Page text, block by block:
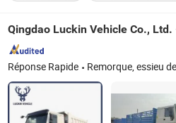
Qingdao Luckin Vehicle Co., Ltd.
Réponse Rapide Remorque, essieu de remorque, camion-benne, remorque-citerne, remorque-benne, remorque semi-